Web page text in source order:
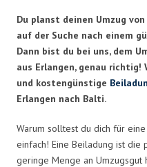
Du planst deinen Umzug
auf der Suche nach einem
Dann bist du bei uns, dem
aus Erlangen, genau
und kostengünstige
Erlangen nach Balti.
Warum solltest du dich für
einfach! Eine Beiladung ist die
geringe Menge an Umzugsgut